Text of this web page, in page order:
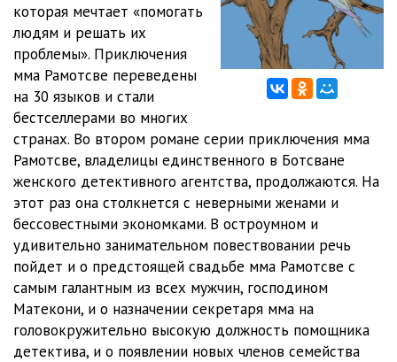
11_Steklyannyy potolok 23:25
12_Noch v Gaborone 13:52
13_Eticheskaya problema
14_Poezdka v gorod 16:01
15_Chto natvorila vrednaya sluzhanka 17:47
16_Semya
17_Tsentr nauki 37:06
18_V masterskoy na Tlokueng-roud
19_Vot chto sluchilos
20_Bulavayo 28:55
которая мечтает «помогать
людям и решать их
проблемы». Приключения
мма Рамотсве переведены
на 30 языков и стали
бестселлерами во многих
странах. Во втором романе серии приключения мма
Рамотсве, владелицы единственного в Ботсване
женского детективного агентства, продолжаются. На
этот раз она столкнется с неверными женами и
бессовестными экономками. В остроумном и
удивительно занимательном повествовании речь
пойдет и о предстоящей свадьбе мма Рамотсве с
самым галантным из всех мужчин, господином
Матекони, и о назначении секретаря мма на
головокружительно высокую должность помощника
детектива, и о появлении новых членов семейства